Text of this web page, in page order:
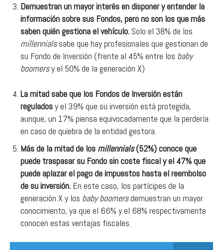
Demuestran un mayor interés en disponer y entender la
información sobre sus Fondos, pero no son los que más
saben quién gestiona el vehículo. Solo el 38% de los
millennialssabe que hay profesionales que gestionan de
su Fondo de Inversión (frente al 45% entre los baby
boomersy el 50% de la generación X)
La mitad sabe que los Fondos de Inversión están
reguladosy el 39% que su inversión está protegida,
aunque, un 17% piensa equivocadamente que la perdería
en caso de quiebra de la entidad gestora.
Más de la mitad de los millennials(52%) conoce que
puede traspasar su Fondo sin coste fiscal y el 47% que
puede aplazar el pago de impuestos hasta el reembolso
de su inversión. En este caso, los partícipes de la
generación X y los baby boomersdemuestran un mayor
conocimiento, ya que el 66% y el 68% respectivamente
conocen estas ventajas fiscales.